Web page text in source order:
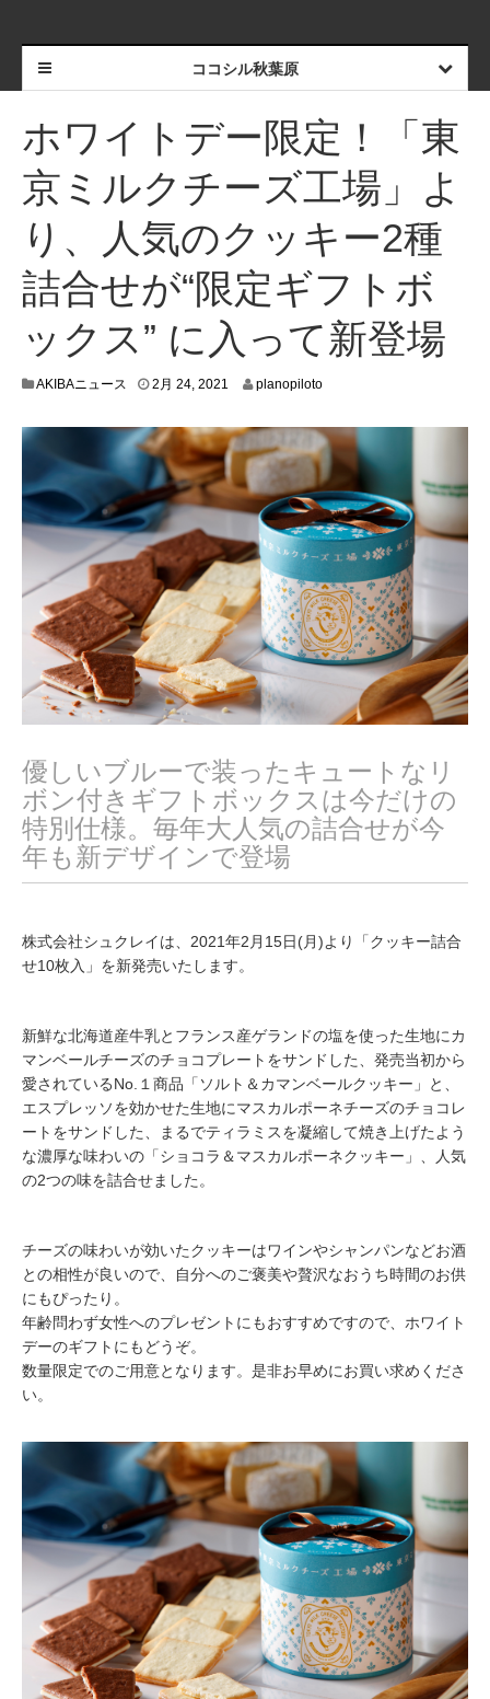
ココシル秋葉原
ホワイトデー限定！「東
京ミルクチーズ工場」よ
り、人気のクッキー2種
詰合せが“限定ギフトボ
ックス” に入って新登場
AKIBAニュース 2月 24, 2021
7
,
2
0
2
planopiloto
優しいブルーで装ったキュートなリ
ボン付きギフトボックスは今だけの
特別仕様。毎年大人気の詰合せが今
年も新デザインで登場
株式会社シュクレイは、2021年2月15日(月)より「クッキー詰合
せ10枚入」を新発売いたします。
新鮮な北海道産牛乳とフランス産ゲランドの塩を使った生地にカ
マンベールチーズのチョコプレートをサンドした、発売当初から
愛されているNo.１商品「ソルト＆カマンベールクッキー」と、
エスプレッソを効かせた生地にマスカルポーネチーズのチョコレ
ートをサンドした、まるでティラミスを凝縮して焼き上げたよう
な濃厚な味わいの「ショコラ＆マスカルポーネクッキー」、人気
の2つの味を詰合せました。
チーズの味わいが効いたクッキーはワインやシャンパンなどお酒
との相性が良いので、自分へのご褒美や贅沢なおうち時間のお供
にもぴったり。
年齢問わず女性へのプレゼントにもおすすめですので、ホワイト
デーのギフトにもどうぞ。
数量限定でのご用意となります。是非お早めにお買い求めくださ
い。